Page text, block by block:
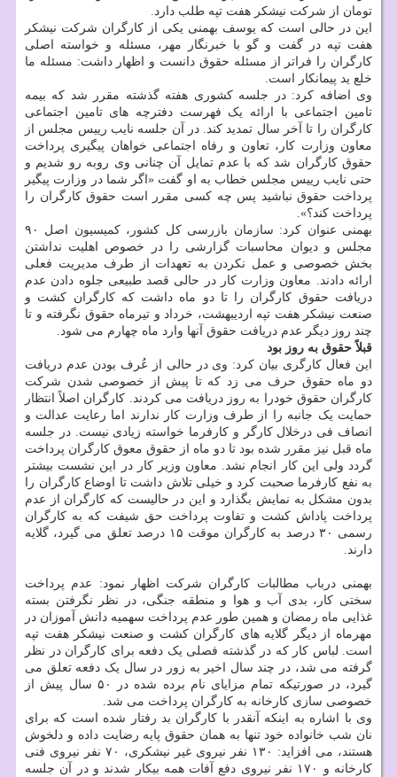
تومان از شرکت نیشکر هفت تپه طلب دارد.
این در حالی است که یوسف بهمنی یکی از کارگران شرکت نیشکر
هفت تپه در گفت و گو با خبرنگار مهر، مسئله و خواسته اصلی
کارگران را فراتر از مسئله حقوق دانست و اظهار داشت: مسئله ما
خلع ید پیمانکار است.
وی اضافه کرد: در جلسه کشوری هفته گذشته مقرر شد که بیمه
تامین اجتماعی با ارائه یک فهرست دفترچه های تامین اجتماعی
کارگران را تا آخر سال تمدید کند. در آن جلسه نایب رییس مجلس از
معاون وزارت کار، تعاون و رفاه اجتماعی خواهان پیگیری پرداخت
حقوق کارگران شد که با عدم تمایل آن چنانی وی روبه رو شدیم و
حتی نایب رییس مجلس خطاب به او گفت «اگر شما در وزارت پیگیر
پرداخت حقوق نباشید پس چه کسی مقرر است حقوق کارگران را
پرداخت کند؟».
بهمنی عنوان کرد: سازمان بازرسی کل کشور، کمیسیون اصل ۹۰
مجلس و دیوان محاسبات گزارشی را در خصوص اهلیت نداشتن
بخش خصوصی و عمل نکردن به تعهدات از طرف مدیریت فعلی
ارائه دادند. معاون وزارت کار در حالی قصد طبیعی جلوه دادن عدم
دریافت حقوق کارگران را تا دو ماه داشت که کارگران کشت و
صنعت نیشکر هفت تپه اردیبهشت، خرداد و تیرماه حقوق نگرفته و تا
چند روز دیگر عدم دریافت حقوق آنها وارد ماه چهارم می شود.
قبلاً حقوق به روز بود
این فعال کارگری بیان کرد: وی در حالی از عُرف بودن عدم دریافت
دو ماه حقوق حرف می زد که تا پیش از خصوصی شدن شرکت
کارگران حقوق خودرا به روز دریافت می کردند. کارگران اصلاً انتظار
حمایت یک جانبه را از طرف وزارت کار ندارند اما رعایت عدالت و
انصاف فی درخلال کارگر و کارفرما خواسته زیادی نیست. در جلسه
ماه قبل نیز مقرر شده بود تا دو ماه از حقوق معوق کارگران پرداخت
گردد ولی این کار انجام نشد. معاون وزیر کار در این نشست بیشتر
به نفع کارفرما صحبت کرد و خیلی تلاش داشت تا اوضاع کارگران را
بدون مشکل به نمایش بگذارد و این در حالیست که کارگران از عدم
پرداخت پاداش کشت و تفاوت پرداخت حق شیفت که به کارگران
رسمی ۳۰ درصد به کارگران موقت ۱۵ درصد تعلق می گیرد، گلایه
دارند.
بهمنی درباب مطالبات کارگران شرکت اظهار نمود: عدم پرداخت
سختی کار، بدی آب و هوا و منطقه جنگی، در نظر نگرفتن بسته
غذایی ماه رمضان و همین طور عدم پرداخت سهمیه دانش آموزان در
مهرماه از دیگر گلایه های کارگران کشت و صنعت نیشکر هفت تپه
است. لباس کار که در گذشته فصلی یک دفعه برای کارگران در نظر
گرفته می شد، در چند سال اخیر به زور در سال یک دفعه تعلق می
گیرد، در صورتیکه تمام مزایای نام برده شده در ۵۰ سال پیش از
خصوصی سازی کارخانه به کارگران پرداخت می شد.
وی با اشاره به اینکه آنقدر با کارگران بد رفتار شده است که برای
نان شب خانواده خود تنها به همان حقوق پایه رضایت داده و دلخوش
هستند، می افزاید: ۱۳۰ نفر نیروی غیر نیشکری، ۷۰ نفر نیروی فنی
کارخانه و ۱۷۰ نفر نیروی دفع آفات همه بیکار شدند و در آن جلسه